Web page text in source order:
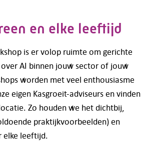
en elke leeftijd
is er volop ruimte om gerichte
AI binnen jouw sector of jouw
worden met veel enthousiasme
eigen Kasgroeit-adviseurs en vinden
Zo houden we het dichtbij,
praktijkvoorbeelden) en
elke leeftijd.